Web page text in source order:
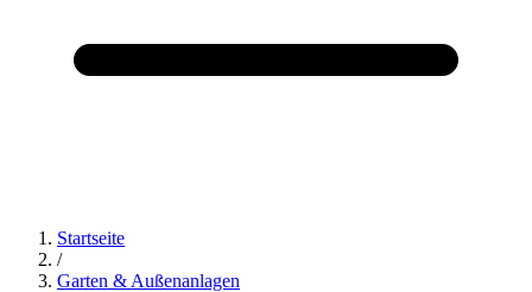
Startseite
/
Garten & Außenanlagen